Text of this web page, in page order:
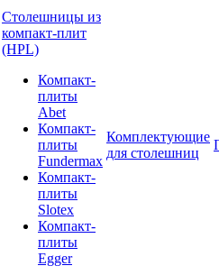
Столешницы из
компакт-плит
(HPL)
Компакт-
плиты
Abet
Компакт-
плиты
Fundermax
Компакт-
плиты
Slotex
Компакт-
плиты
Egger
Комплектующие
для столешниц